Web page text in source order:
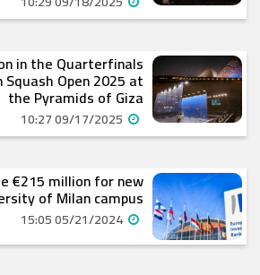
in the Quarterfinals
Open 2025 at
the Pyramids of Giza
€215 million for new
of Milan campus